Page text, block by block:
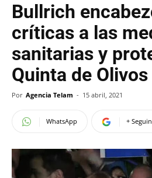
Bullrich
críticas a las
sanitarias y
Quinta de Olivos
Por Agencia Telam - 15 abril, 2021
WhatsApp +